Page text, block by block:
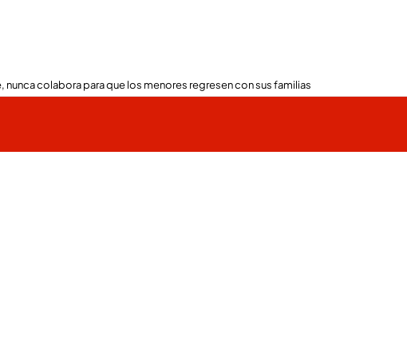
nunca colabora para que los menores regresen con sus familias